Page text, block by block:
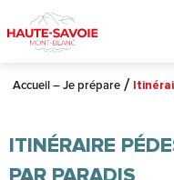
au
contenu
principal
Accueil – Je prépare
ITINÉRAIRE